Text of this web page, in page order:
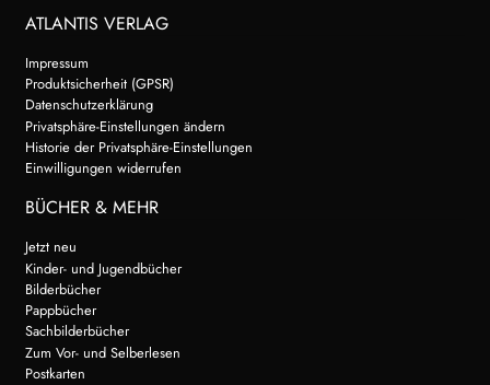
ATLANTIS VERLAG
Impressum
Produktsicherheit (GPSR)
Datenschutzerklärung
Privatsphäre-Einstellungen ändern
Historie der Privatsphäre-Einstellungen
Einwilligungen widerrufen
BÜCHER & MEHR
Jetzt neu
Kinder- und Jugendbücher
Bilderbücher
Pappbücher
Sachbilderbücher
Zum Vor- und Selberlesen
Postkarten